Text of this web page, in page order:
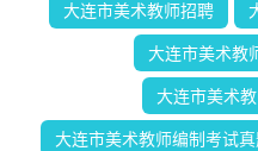
大连市美术教师招聘
大连市美术教
大连市美术
大连市美术教师编制考试